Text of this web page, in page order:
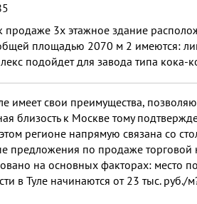
продаже 3х этажное здание
площадью 2070 м 2 имеются:
подойдет для завода типа
имеет свои преимущества,
близость к Москве тому
регионе напрямую связана со
предложения по продаже
на основных факторах: место
Туле начинаются от 23 тыс. руб./